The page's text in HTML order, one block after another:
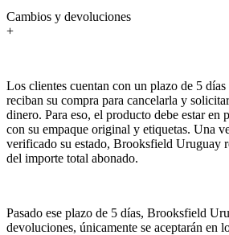
Cambios y devoluciones
+
Los clientes cuentan con un plazo de 5 días
reciban su compra para cancelarla y
dinero. Para eso, el producto debe estar en
con su empaque original y etiquetas. Una
verificado su estado, Brooksfield Uruguay
del importe total abonado.
Pasado ese plazo de 5 días, Brooksfield
devoluciones, únicamente se aceptarán en